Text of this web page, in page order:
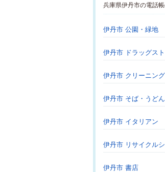
兵庫県伊丹市の電話
伊丹市 公園・緑地
伊丹市 ドラッグス
伊丹市 クリーニング
伊丹市 そば・うどん
伊丹市 イタリアン
伊丹市 リサイクル
伊丹市 書店